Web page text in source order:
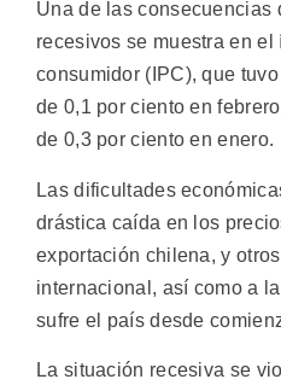
Una de las consecuencias
recesivos se muestra en el
consumidor (IPC), que
de 0,1 por ciento en
de 0,3 por ciento en enero.
Las dificultades
drástica caída en los
exportación chilena, y
internacional, así como a
sufre el país desde
La situación recesiva se